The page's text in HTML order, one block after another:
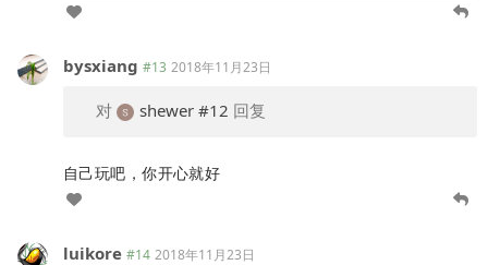
bysxiang #13 2018年11月23日
对 shewer #12 回复
自己玩吧，你开心就好
luikore #14 2018年11月23日